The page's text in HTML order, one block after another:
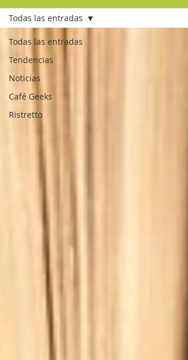
Todas las entradas
Tendencias
Noticias
Café Geeks
Ristretto
Todas las entradas